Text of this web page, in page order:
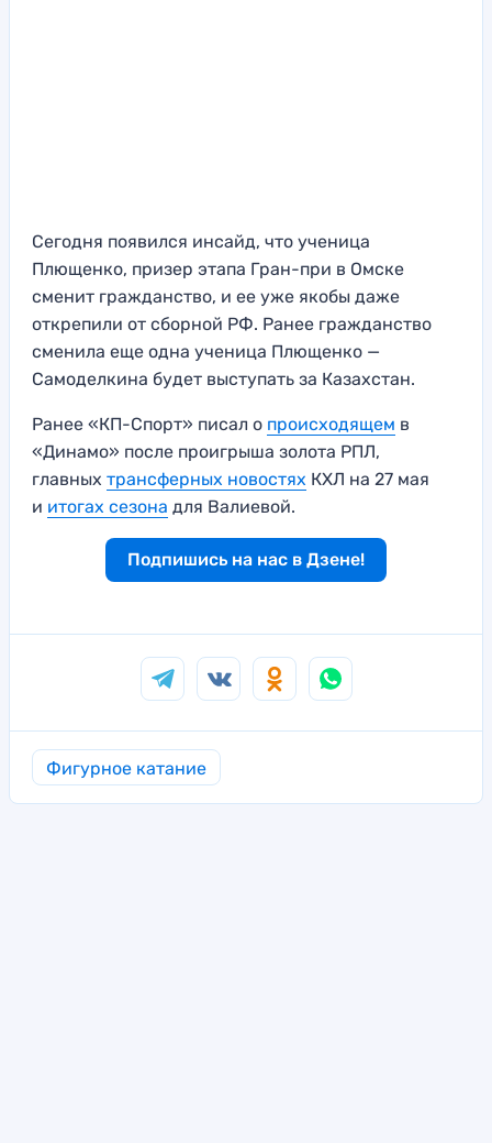
Сегодня появился инсайд, что ученица
Плющенко, призер этапа Гран-при в Омске
сменит гражданство, и ее уже якобы даже
открепили от сборной РФ. Ранее гражданство
сменила еще одна ученица Плющенко —
Самоделкина будет выступать за Казахстан.
Ранее «КП-Спорт» писал о происходящем в
«Динамо» после проигрыша золота РПЛ,
главных трансферных новостях КХЛ на 27 мая
и итогах сезона для Валиевой.
Подпишись на нас в Дзене!
Фигурное катание